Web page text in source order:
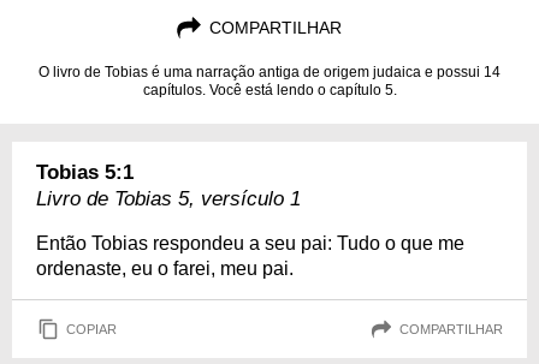
COMPARTILHAR
O livro de Tobias é uma narração antiga de origem judaica e possui 14
capítulos. Você está lendo o capítulo 5.
Tobias 5:1
Livro de Tobias 5, versículo 1
Então Tobias respondeu a seu pai: Tudo o que me
ordenaste, eu o farei, meu pai.
COPIAR COMPARTILHAR